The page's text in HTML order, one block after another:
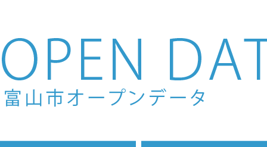
Skip to main content